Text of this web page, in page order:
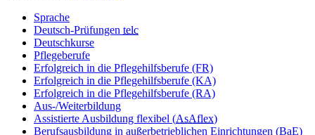
Sprache
Deutsch-Prüfungen telc
Deutschkurse
Pflegeberufe
Erfolgreich in die Pflegehilfsberufe (FR)
Erfolgreich in die Pflegehilfsberufe (KA)
Erfolgreich in die Pflegehilfsberufe (RA)
Aus-/Weiterbildung
Assistierte Ausbildung flexibel (AsAflex)
Berufsausbildung in außerbetrieblichen Einrichtungen (BaE)